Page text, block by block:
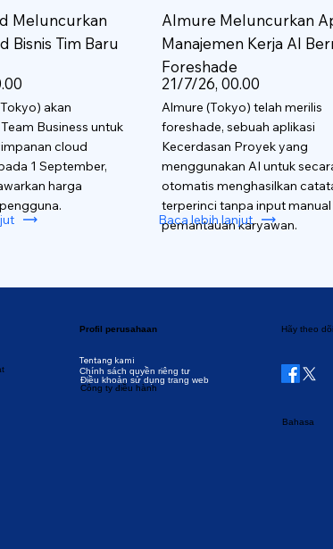
Meluncurkan
Bisnis Tim Baru
akan
Business untuk
cloud
1 September,
harga
Almure Meluncurkan
Manajemen Kerja AI
Foreshade
21/7/26, 00.00
Almure (Tokyo) telah merilis
foreshade, sebuah aplikasi
Kecerdasan Proyek yang
menggunakan AI untuk
otomatis menghasilkan
terperinci tanpa input manual
pemantauan karyawan.
Baca lebih lanjut
Profil perusahaan
Tentang kami
Chính sách quyền riêng tư
Điều khoản sử dụng trang web
Công ty điều hành
Hãy theo
Bahasa